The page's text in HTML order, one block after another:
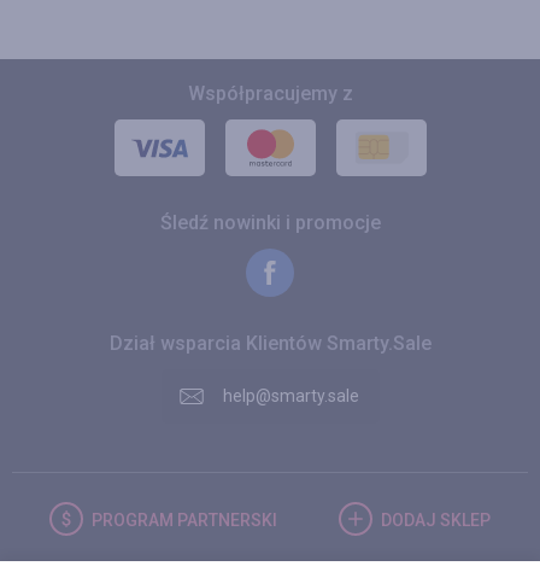
Współpracujemy z
Śledź nowinki i promocje
Dział wsparcia Klientów Smarty.Sale
help@smarty.sale
PROGRAM PARTNERSKI DODAJ SKLEP